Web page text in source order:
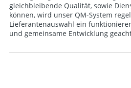
gleichbleibende Qualität, sowie
können, wird unser QM-System
Lieferantenauswahl ein
und gemeinsame Entwicklung